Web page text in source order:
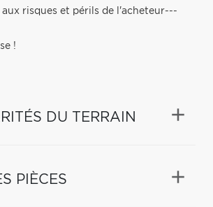
aux risques et périls de l'acheteur---
!
DU TERRAIN
PIÈCES